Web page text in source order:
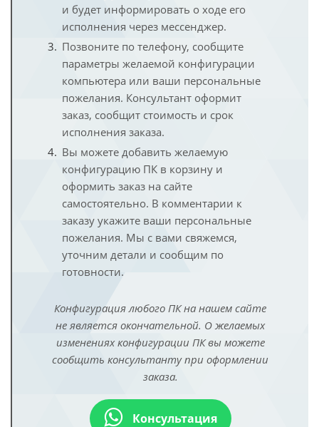
и будет информировать о ходе его
исполнения через мессенджер.
Позвоните по телефону, сообщите
параметры желаемой конфигурации
компьютера или ваши персональные
пожелания. Консультант оформит
заказ, сообщит стоимость и срок
исполнения заказа.
Вы можете добавить желаемую
конфигурацию ПК в корзину и
оформить заказ на сайте
самостоятельно. В комментарии к
заказу укажите ваши персональные
пожелания. Мы с вами свяжемся,
уточним детали и сообщим по
готовности.
Конфигурация любого ПК на нашем сайте
не является окончательной. О желаемых
изменениях конфигурации ПК вы можете
сообщить консультанту при оформлении
заказа.
Консультация